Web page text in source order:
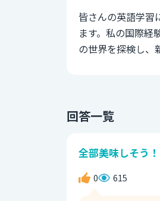
皆さんの英語学習
ます。私の国際経
の世界を探検し、
回答一覧
全部美味しそう
0 615